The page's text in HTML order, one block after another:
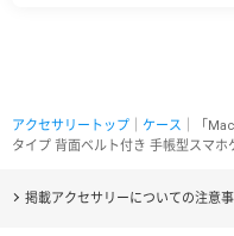
アクセサリートップ ケース ｜「
タイプ 背面ベルト付き 手帳型スマホ
掲載アクセサリーについての注意